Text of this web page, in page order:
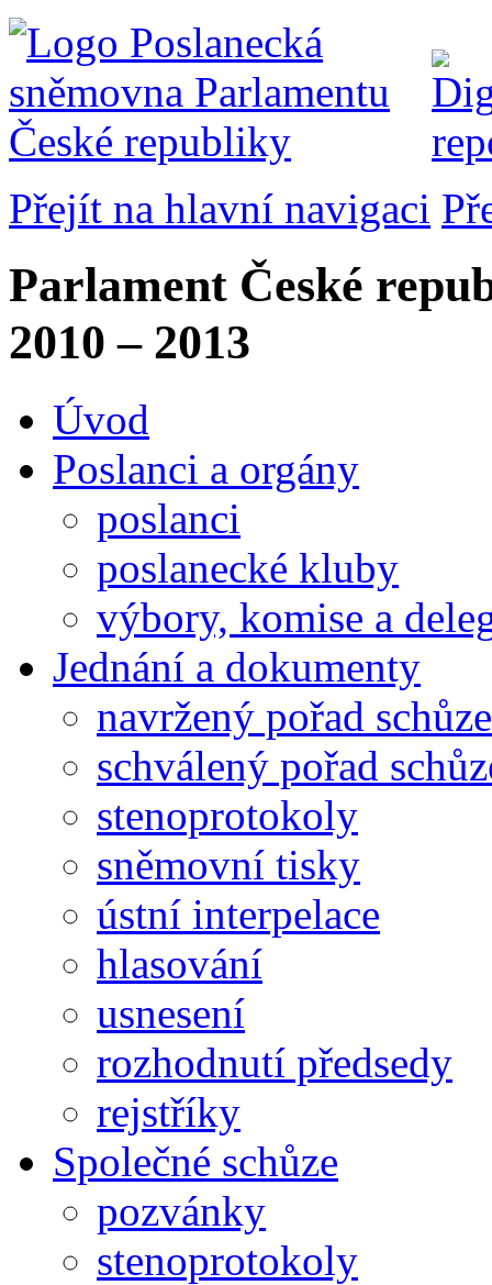
Přejít na hlavní navigaci
Parlament České
2010 – 2013
Úvod
Poslanci a orgány
poslanci
poslanecké kluby
výbory, komise a
Jednání a dokumenty
navržený pořad schůze
schválený pořad
stenoprotokoly
sněmovní tisky
ústní interpelace
hlasování
usnesení
rozhodnutí předsedy
rejstříky
Společné schůze
pozvánky
stenoprotokoly